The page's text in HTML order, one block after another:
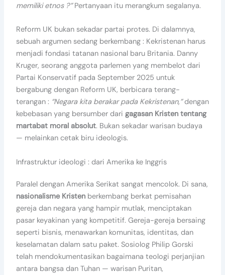
memiliki etnos ?”Pertanyaan itu merangkum segalanya.
Reform UK bukan sekadar partai protes. Di dalamnya,
sebuah argumen sedang berkembang : Kekristenan harus
menjadi fondasi tatanan nasional baru Britania. Danny
Kruger, seorang anggota parlemen yang membelot dari
Partai Konservatif pada September 2025 untuk
bergabung dengan Reform UK, berbicara terang-
terangan : “Negara kita berakar pada Kekristenan,”dengan
kebebasan yang bersumber dari gagasan Kristen tentang
martabat moral absolut. Bukan sekadar warisan budaya
— melainkan cetak biru ideologis.
Infrastruktur ideologi : dari Amerika ke Inggris
Paralel dengan Amerika Serikat sangat mencolok. Di sana,
nasionalisme Kristenberkembang berkat pemisahan
gereja dan negara yang hampir mutlak, menciptakan
pasar keyakinan yang kompetitif. Gereja-gereja bersaing
seperti bisnis, menawarkan komunitas, identitas, dan
keselamatan dalam satu paket. Sosiolog Philip Gorski
telah mendokumentasikan bagaimana teologi perjanjian
antara bangsa dan Tuhan — warisan Puritan,